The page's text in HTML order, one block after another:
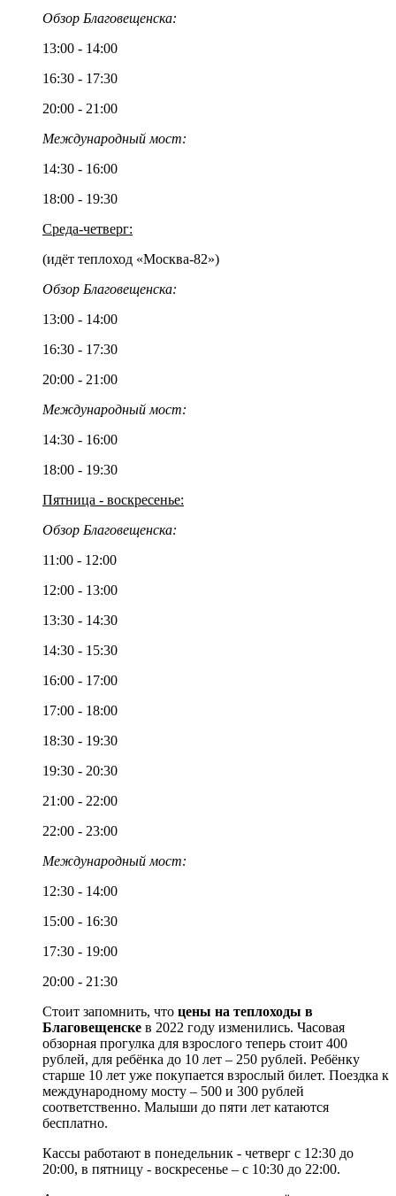
Обзор Благовещенска:
13:00 - 14:00
16:30 - 17:30
20:00 - 21:00
Международный мост:
14:30 - 16:00
18:00 - 19:30
Среда-четверг:
(идёт теплоход «Москва-82»)
Обзор Благовещенска:
13:00 - 14:00
16:30 - 17:30
20:00 - 21:00
Международный мост:
14:30 - 16:00
18:00 - 19:30
Пятница - воскресенье:
Обзор Благовещенска:
11:00 - 12:00
12:00 - 13:00
13:30 - 14:30
14:30 - 15:30
16:00 - 17:00
17:00 - 18:00
18:30 - 19:30
19:30 - 20:30
21:00 - 22:00
22:00 - 23:00
Международный мост:
12:30 - 14:00
15:00 - 16:30
17:30 - 19:00
20:00 - 21:30
Стоит запомнить, что цены на теплоходы в
Благовещенске в 2022 году изменились. Часовая
обзорная прогулка для взрослого теперь стоит 400
рублей, для ребёнка до 10 лет – 250 рублей. Ребёнку
старше 10 лет уже покупается взрослый билет. Поездка к
международному мосту – 500 и 300 рублей
соответственно. Малыши до пяти лет катаются
бесплатно.
Кассы работают в понедельник - четверг с 12:30 до
20:00, в пятницу - воскресенье – с 10:30 до 22:00.